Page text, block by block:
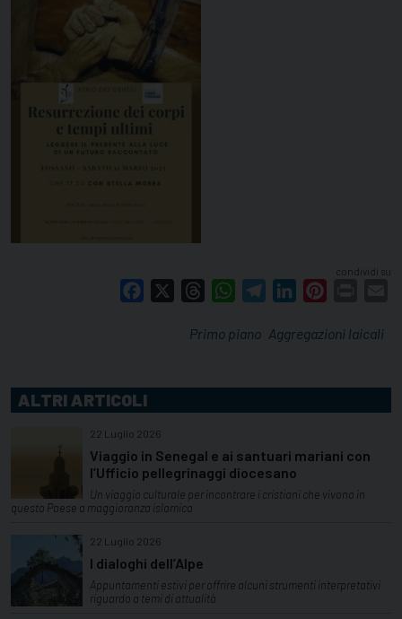
condividi su
Facebook ThreadsWhatsAppTelegramLinkedIn
Aggregazioni laicali
Primo piano
ALTRI ARTICOLI
22 Luglio 2026
Viaggio in Senegal e ai santuari mariani con
l’Ufficio pellegrinaggi diocesano
Un viaggio culturale per incontrare i cristiani che vivono in
questo Paese a maggioranza islamica
22 Luglio 2026
I dialoghi dell’Alpe
Appuntamenti estivi per offrire alcuni strumenti interpretativi
riguardo a temi di attualità